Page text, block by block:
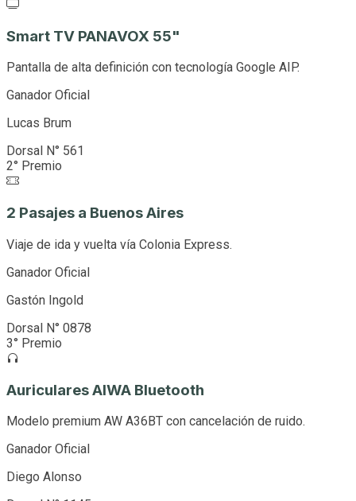
Smart TV PANAVOX 55"
Pantalla de alta definición con tecnología Google AIP.
Ganador Oficial
Lucas Brum
Dorsal N° 561
2° Premio
2 Pasajes a Buenos Aires
Viaje de ida y vuelta vía Colonia Express.
Ganador Oficial
Gastón Ingold
Dorsal N° 0878
3° Premio
Auriculares AIWA Bluetooth
Modelo premium AW A36BT con cancelación de ruido.
Ganador Oficial
Diego Alonso